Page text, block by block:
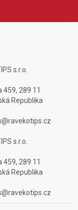
s.r.o.
459, 289 11
Republika
s.r.o.
459, 289 11
Republika